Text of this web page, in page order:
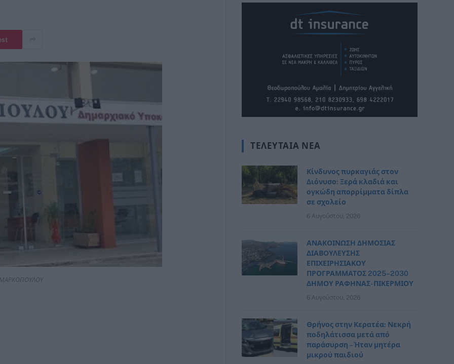
ΤΕΛΕΥΤΑΊΑ ΝΈΑ
Κίνδυνος πυρκαγιάς στον
Διόνυσο: Ξερά κλαδιά και
ογκώδη απορρίμματα δίπλα
σε σχολείο
6 Αυγούστου, 2026
ΑΝΑΚΟΙΝΩΣΗ ΔΗΜΟΣΙΑΣ
ΔΙΑΒΟΥΛΕΥΣΗΣ
ΕΠΙΧΕΙΡΗΣΙΑΚΟΥ
ΠΡΟΓΡΑΜΜΑΤΟΣ 2025–2030
ΔΗΜΟΥ ΡΑΦΗΝΑΣ- ΠΙΚΕΡΜΙΟΥ
6 Αυγούστου, 2026
Θρήνος στην Κερατέα: Νεκρή
ποδηλάτισσα μετά από
παράσυρση – Ήταν μητέρα
μικρού παιδιού